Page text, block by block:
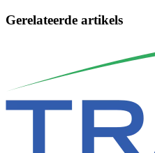
Gerelateerde artikels